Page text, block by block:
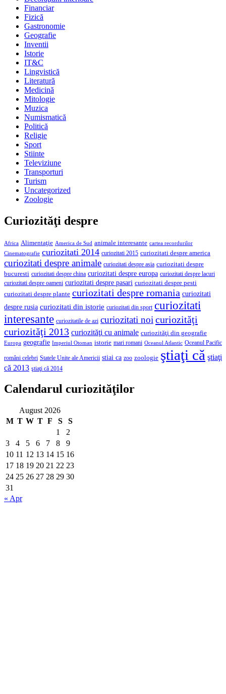
Financiar
Fizică
Gastronomie
Geografie
Inventii
Istorie
IT&C
Lingvistică
Literatură
Medicină
Mitologie
Muzica
Numismatică
Politică
Religie
Sport
Stiinte
Televiziune
Transporturi
Turism
Uncategorized
Zoologie
Curiozităţi despre
Africa Alimentaţie America de Sud animale interesante cartea recordurilor
Cinematografie curiozitati 2014 curiozitati 2015 curiozitati despre america
curiozitati despre animale curiozitati despre asia curiozitati despre
bucuresti curiozitati despre china curiozitati despre europa curiozitati despre lacuri
curiozitati despre oameni curiozitati despre pasari curiozitati despre pesti
curiozitati despre plante curiozitati despre romania curiozitati
despre rusia curiozitati din istorie curiozitati din sport curiozitati
interesante curiozitatile de azi curiozitati noi curiozităţi
curiozităţi 2013 curiozităţi cu animale curiozităţi din geografie
Europa geografie Imperiul Otoman istorie mari romani Oceanul Atlantic Oceanul Pacific
români celebri Statele Unite ale Americii stiai ca zoo zoologie ştiaţi că ştiaţi
că 2013 ştiaţi că 2014
Calendarul curiozităţilor
August 2026
M T W T F S
S
1
2
3
4 5 6 7 8
9
10 11 12 13 14 15 16
17 18 19 20 21 22 23
24 25 26 27 28 29 30
31
« Apr